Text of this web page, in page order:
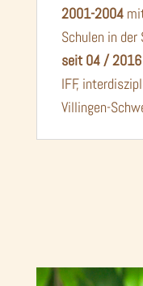
2001-2004
Schulen in der
seit 04 / 2016
IFF,
Villingen-